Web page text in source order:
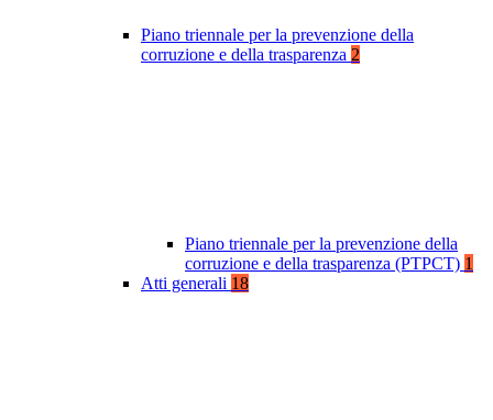
Piano triennale per la prevenzione della
corruzione e della trasparenza 2
Piano triennale per la prevenzione della
corruzione e della trasparenza (PTPCT) 1
Atti generali 18